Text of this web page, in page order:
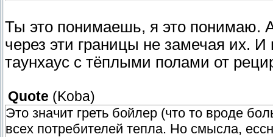
Ты это понимаешь, я это понимаю.
через эти границы не замечая их.
таунхаус с тёплыми полами от
Quote (Koba)
Это значит греть бойлер (что то вроде
всех потребителей тепла. Но смысла,